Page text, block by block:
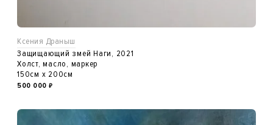
Ксения Драныш
Защищающий змей Наги, 2021
Холст, масло, маркер
150см x 200см
500 000 ₽